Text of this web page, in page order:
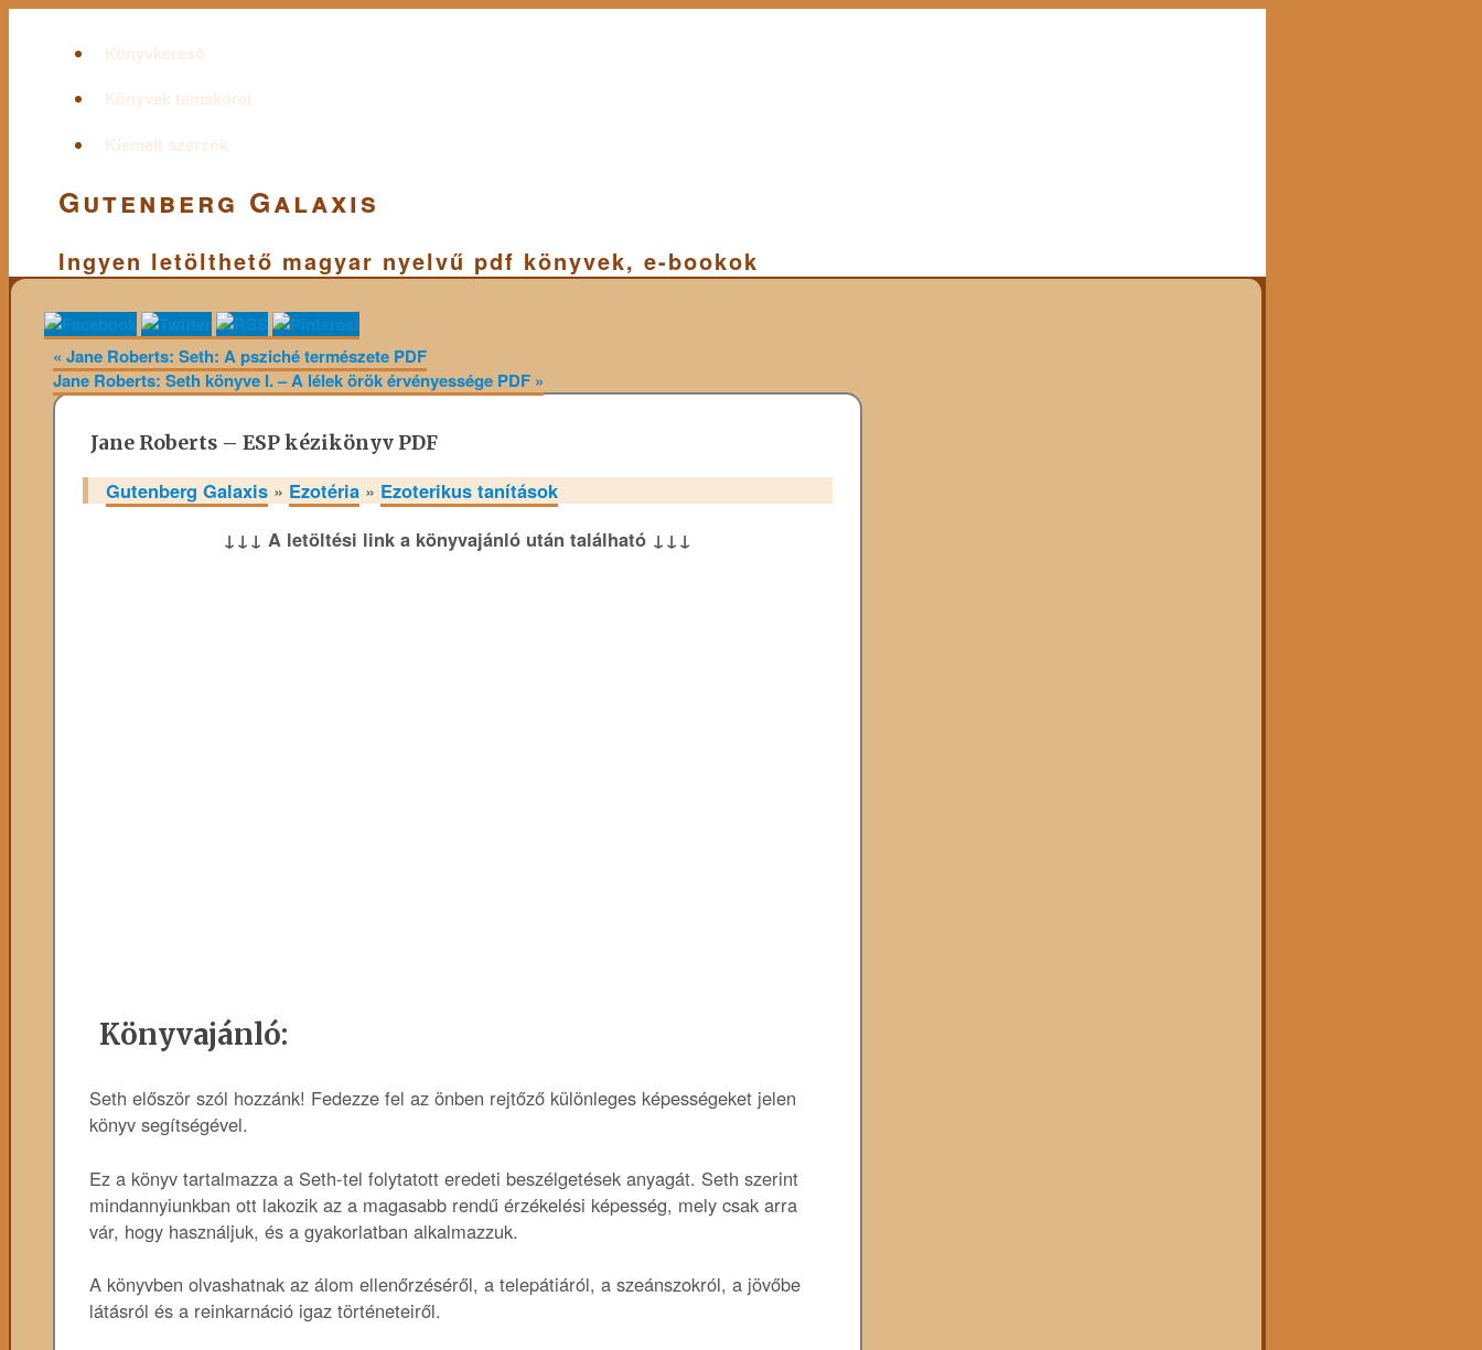
Könyvkereső
Könyvek témakörei
Kiemelt szerzők
Gutenberg Galaxis
Ingyen letölthető magyar nyelvű pdf könyvek, e-bookok
« Jane Roberts: Seth: A psziché természete PDF
Jane Roberts: Seth könyve I. – A lélek örök érvényessége PDF »
Jane Roberts – ESP kézikönyv PDF
Gutenberg Galaxis » Ezotéria » Ezoterikus tanítások
↓↓↓ A letöltési link a könyvajánló után található ↓↓↓
Könyvajánló:
Seth először szól hozzánk! Fedezze fel az önben rejtőző különleges képességeket jelen
könyv segítségével.
Ez a könyv tartalmazza a Seth-tel folytatott eredeti beszélgetések anyagát. Seth szerint
mindannyiunkban ott lakozik az a magasabb rendű érzékelési képesség, mely csak arra
vár, hogy használjuk, és a gyakorlatban alkalmazzuk.
A könyvben olvashatnak az álom ellenőrzéséről, a telepátiáról, a szeánszokról, a jövőbe
látásról és a reinkarnáció igaz történeteiről.